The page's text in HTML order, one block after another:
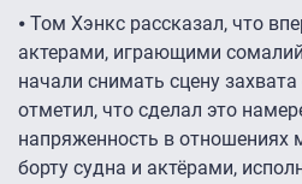
⦁ Том Хэнкс рассказал, что
актерами, играющими
начали снимать сцену
отметил, что сделал это
напряженность в отношениях
борту судна и актёрами,